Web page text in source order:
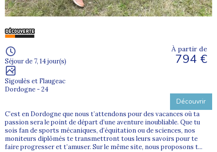
Séjour de 7, 14 jour(s)
Sigoulès et Flaugeac
Dordogne - 24
À partir de
794 €
Découvrir
C’est en Dordogne que nous t’attendons pour des vacances où ta
passion sera le point de départ d’une aventure inoubliable. Que tu
sois fan de sports mécaniques, d’équitation ou de sciences, nos
moniteurs diplômés te transmettront tous leurs savoirs pour te
faire progresser et t’amuser. Sur le même site, nous proposons t...